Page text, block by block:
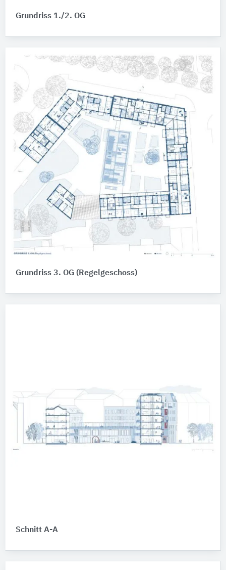
Grundriss 1./2. OG
Grundriss 3. OG (Regelgeschoss)
Schnitt A-A